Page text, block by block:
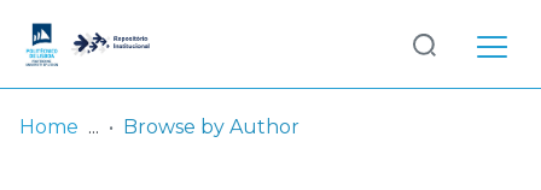
Log
In
Home Browse by Author